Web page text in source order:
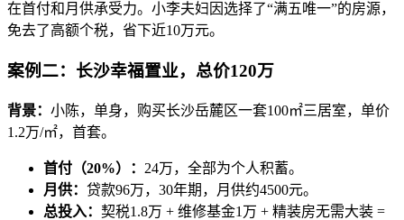
在首付和月供承受力。小李夫妇因选择了“满五唯一”的房源，
免去了高额个税，省下近10万元。
案例二：长沙幸福置业，总价120万
背景： 小陈，单身，购买长沙岳麓区一套100㎡三居室，单价
1.2万/㎡，首套。
首付（20%）： 24万，全部为个人积蓄。
月供： 贷款96万，30年期，月供约4500元。
总投入： 契税1.8万 + 维修基金1万 + 精装房无需大装 =